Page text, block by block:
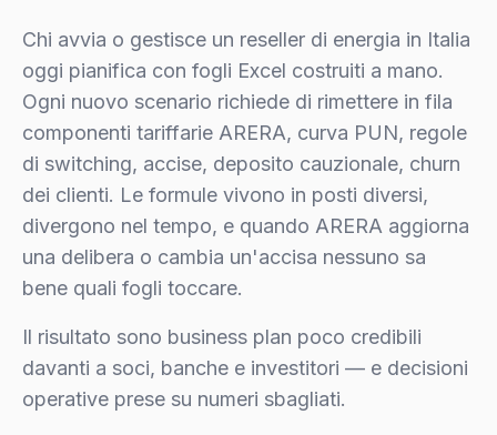
Chi avvia o gestisce un reseller di energia in Italia
oggi pianifica con fogli Excel costruiti a mano.
Ogni nuovo scenario richiede di rimettere in fila
componenti tariffarie ARERA, curva PUN, regole
di switching, accise, deposito cauzionale, churn
dei clienti. Le formule vivono in posti diversi,
divergono nel tempo, e quando ARERA aggiorna
una delibera o cambia un'accisa nessuno sa
bene quali fogli toccare.
Il risultato sono business plan poco credibili
davanti a soci, banche e investitori — e decisioni
operative prese su numeri sbagliati.